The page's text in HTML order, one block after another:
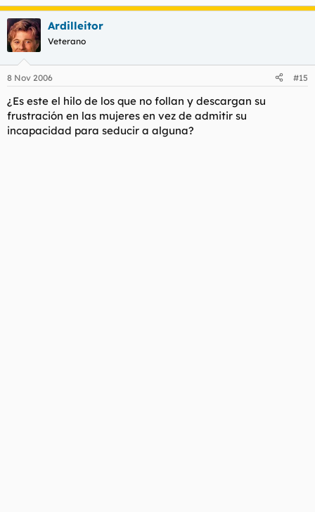
Ardilleitor
Veterano
8 Nov 2006 #15
¿Es este el hilo de los que no follan y descargan su
frustración en las mujeres en vez de admitir su
incapacidad para seducir a alguna?